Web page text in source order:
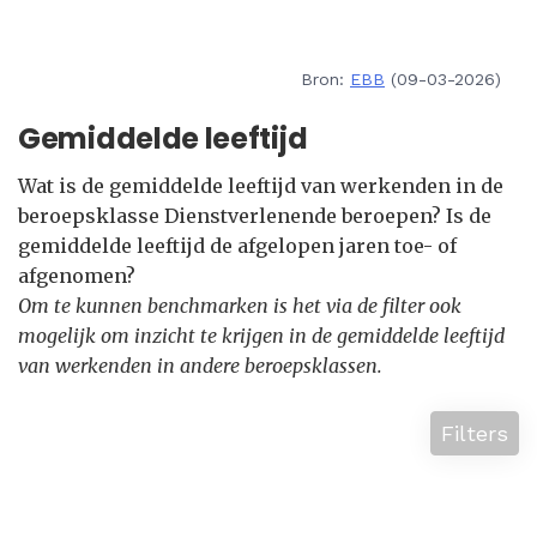
Bron: EBB (09-03-2026)
Gemiddelde leeftijd
Wat is de gemiddelde leeftijd van werkenden in de
beroepsklasse Dienstverlenende beroepen? Is de
gemiddelde leeftijd de afgelopen jaren toe- of
afgenomen?
Om te kunnen benchmarken is het via de filter ook
mogelijk om inzicht te krijgen in de gemiddelde leeftijd
van werkenden in andere beroepsklassen.
Filters